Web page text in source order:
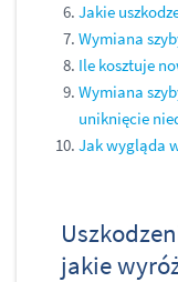
Jakie
Wymiana
Ile kosztuje
Wymiana
uniknięcie
Jak wygląda
jakie